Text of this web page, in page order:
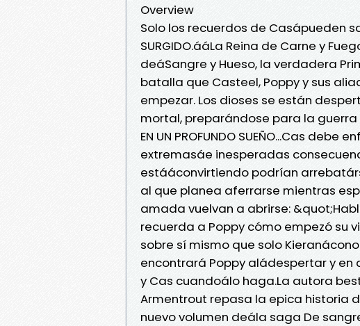
Overview
Solo los recuerdos de Casápueden
SURGIDO.ááLa Reina de Carne y
deáSangre y Hueso, la verdadera
batalla que Casteel, Poppy y sus
empezar. Los dioses se están
mortal, preparándose para la guerra
EN UN PROFUNDO SUEÑO...Cas
extremasáe inesperadas
estááconvirtiendo podrían
al que planea aferrarse mientras
amada vuelvan a abrirse:
recuerda a Poppy cómo empezó su
sobre sí mismo que solo
encontrará Poppy aládespertar y
y Cas cuandoálo haga.La autora
Armentrout repasa la epica historia
nuevo volumen deála saga De